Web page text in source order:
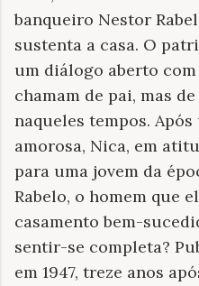
banqueiro Nestor
sustenta a casa. O
um diálogo aberto com
chamam de pai, mas
naqueles tempos.
amorosa, Nica, em
para uma jovem da
Rabelo, o homem que
casamento bem-
sentir-se completa?
em 1947, treze anos